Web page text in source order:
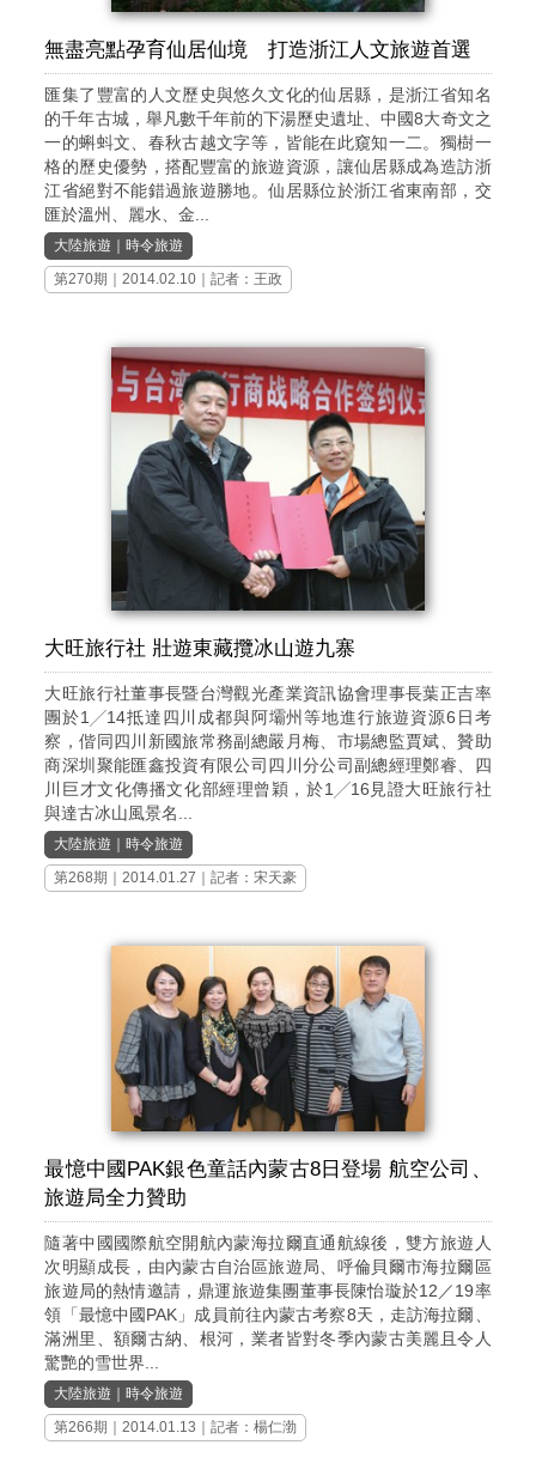
無盡亮點孕育仙居仙境 打造浙江人文旅遊首選
匯集了豐富的人文歷史與悠久文化的仙居縣，是浙江省知名
的千年古城，舉凡數千年前的下湯歷史遺址、中國8大奇文之
一的蝌蚪文、春秋古越文字等，皆能在此窺知一二。獨樹一
格的歷史優勢，搭配豐富的旅遊資源，讓仙居縣成為造訪浙
江省絕對不能錯過旅遊勝地。仙居縣位於浙江省東南部，交
匯於溫州、麗水、金...
大陸旅遊 ｜時令旅遊
第270期 ｜2014.02.10｜記者：王政
大旺旅行社 壯遊東藏攬冰山遊九寨
大旺旅行社董事長暨台灣觀光產業資訊協會理事長葉正吉率
團於1╱14抵達四川成都與阿壩州等地進行旅遊資源6日考
察，偕同四川新國旅常務副總嚴月梅、市場總監賈斌、贊助
商深圳聚能匯鑫投資有限公司四川分公司副總經理鄭睿、四
川巨才文化傳播文化部經理曾穎，於1╱16見證大旺旅行社
與達古冰山風景名...
大陸旅遊
時令旅遊
第268期
｜2014.01.27｜記者：宋天豪
最憶中國PAK銀色童話內蒙古8日登場 航空公司、
旅遊局全力贊助
隨著中國國際航空開航內蒙海拉爾直通航線後，雙方旅遊人
次明顯成長，由內蒙古自治區旅遊局、呼倫貝爾市海拉爾區
旅遊局的熱情邀請，鼎運旅遊集團董事長陳怡璇於12／19率
領「最憶中國PAK」成員前往內蒙古考察8天，走訪海拉爾、
滿洲里、額爾古納、根河，業者皆對冬季內蒙古美麗且令人
驚艷的雪世界...
大陸旅遊
時令旅遊
第266期
｜2014.01.13｜記者：楊仁渤